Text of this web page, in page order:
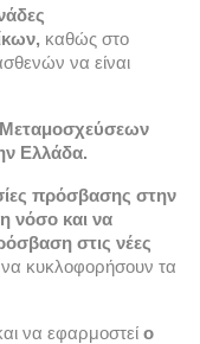
καθώς στο
να είναι
Μεταμοσχεύσεων
Ελλάδα.
πρόσβασης στην
νόσο και να
στις νέες
κυκλοφορήσουν τα
να εφαρμοστεί ο